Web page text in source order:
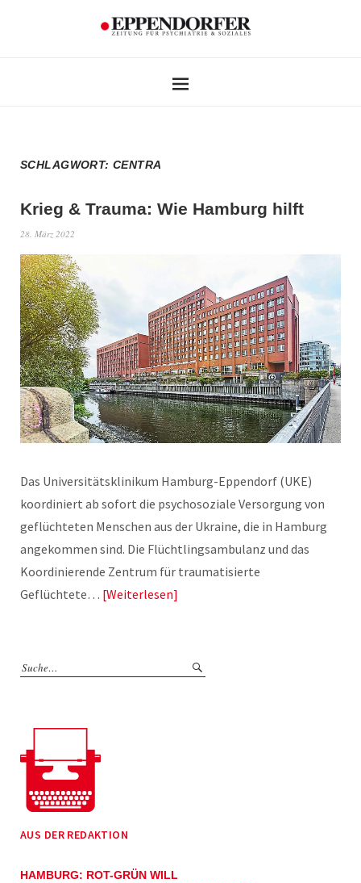
SCHLAGWORT:CENTRA
Krieg & Trauma: Wie Hamburg hilft
28. März 2022
Das Universitätsklinikum Hamburg-Eppendorf (UKE)
koordiniert ab sofort die psychosoziale Versorgung von
geflüchteten Menschen aus der Ukraine, die in Hamburg
angekommen sind. Die Flüchtlingsambulanz und das
Koordinierende Zentrum für traumatisierte
Geflüchtete… Weiterlesen
AUS DER REDAKTION
HAMBURG: ROT-GRÜN WILL